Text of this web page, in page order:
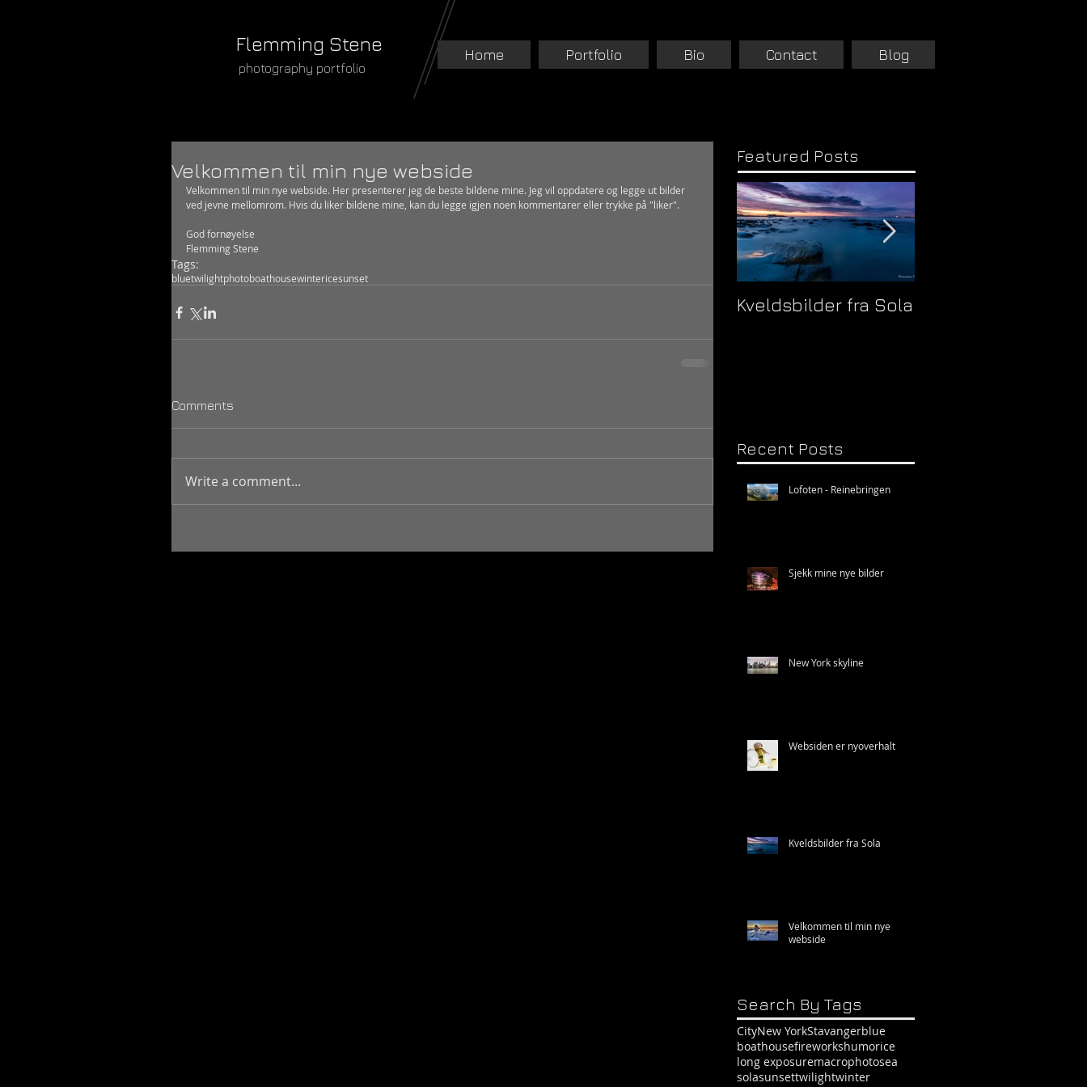
Flemming Stene
photography portfolio
Home Portfolio Bio Contact Blog
Velkommen til min nye webside
Velkommen til min nye webside. Her presenterer jeg de beste bildene mine. Jeg vil oppdatere og legge ut bilder
ved jevne mellomrom. Hvis du liker bildene mine, kan du legge igjen noen kommentarer eller trykke på "liker".
God fornøyelse
Flemming Stene
Tags:
bluetwilightphotoboathousewintericesunset
Comments
Write a comment...
Featured Posts
Kveldsbilder fra Sola
Recent Posts
Lofoten - Reinebringen
Sjekk mine nye bilder
New York skyline
Websiden er nyoverhalt
Kveldsbilder fra Sola
Velkommen til min nye
webside
Search By Tags
CityNew YorkStavangerblue
boathousefireworkshumorice
long exposuremacrophotosea
solasunsettwilightwinter